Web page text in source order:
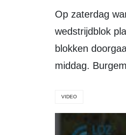
Op zaterdag waren er twee wedstrijdblokken en op zondag vond het derde
wedstrijdblok
blokken
middag.
VIDEO